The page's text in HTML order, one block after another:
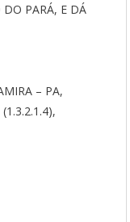
PARÁ, E DÁ
– PA,